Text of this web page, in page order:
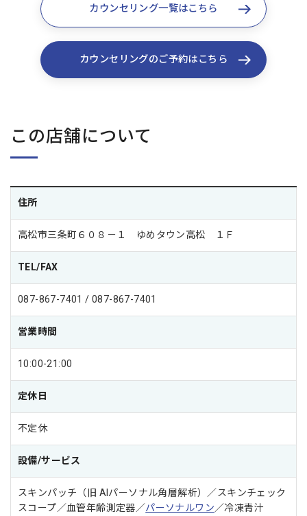
カウンセリング一覧はこちら
カウンセリングのご予約はこちら
この店舗について
住所
高松市三条町６０８－１ ゆめタウン高松 １Ｆ
TEL/FAX
087-867-7401 / 087-867-7401
営業時間
10:00-21:00
定休日
不定休
設備/サービス
スキンパッチ（旧 AIパーソナル角層解析）／スキンチェック
スコープ／血管年齢測定器／パーソナルワン／冷凍青汁